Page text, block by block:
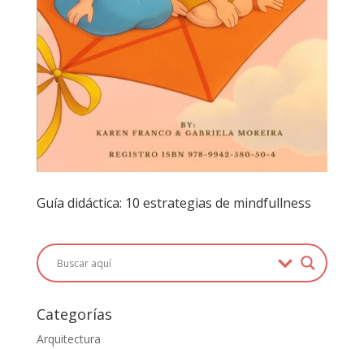
Guía didáctica: 10 estrategias de mindfullness
Categorías
Arquitectura